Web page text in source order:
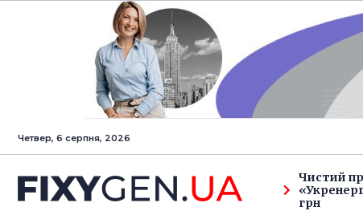
Четвер, 6 серпня, 2026
Чистий
грн